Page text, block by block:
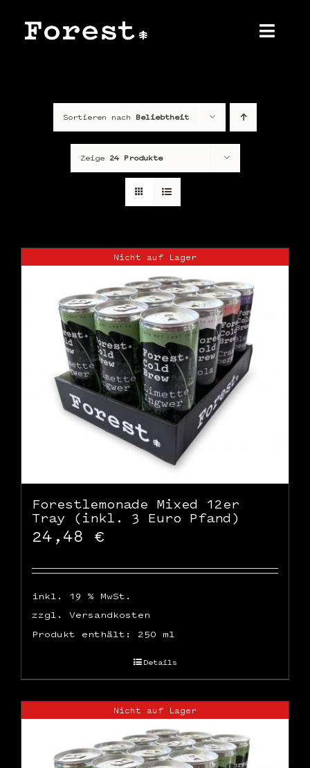
Inhalt
springen
Über uns
WooCommerce Warenkorb
Sortieren nach Beliebtheit
Zeige 24 Produkte
Nicht auf Lager
Forestlemonade Mixed 12er
Tray (inkl. 3 Euro Pfand)
24,48 €
inkl. 19 % MwSt.
zzgl. Versandkosten
Produkt enthält: 250 ml
Details
Nicht auf Lager